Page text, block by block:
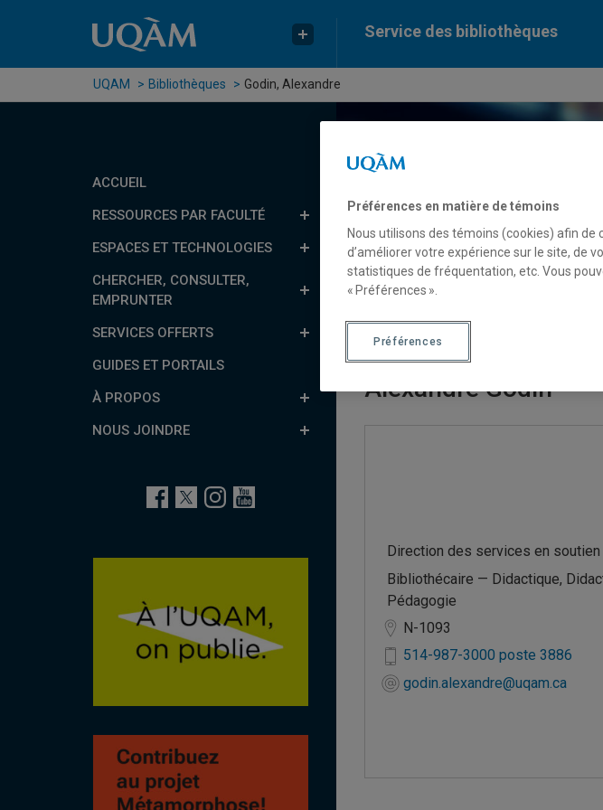
Service des bibliothèques
UQAM Bibliothèques Godin, Alexandre
ACCUEIL
RESSOURCES PAR FACULTÉ
ESPACES ET TECHNOLOGIES
CHERCHER, CONSULTER,
EMPRUNTER
SERVICES OFFERTS
GUIDES ET PORTAILS
À PROPOS
NOUS JOINDRE
Réservede cours
Bases de données
Alexandre Godin
Direction des services en
Bibliothécaire — Didactique,
Pédagogie
N-1093
514-987-3000 poste 3886
godin.alexandre@uqam.ca
Préférences en matière de témoins
Nous utilisons des témoins (cookies) afin
d’améliorer votre expérience sur le site, de
statistiques de fréquentation, etc. Vous
« Préférences ».
Préférences